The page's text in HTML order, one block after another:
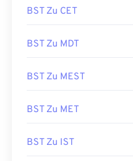
BST Zu CET
BST Zu MDT
BST Zu MEST
BST Zu MET
BST Zu IST